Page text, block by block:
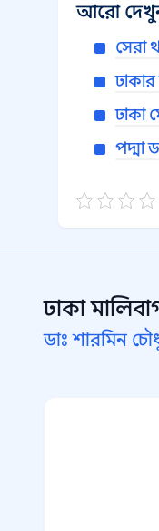
আরো
সেরা
ঢাকা
পদ্মা
ঢাকা
ডাঃ শারমিন